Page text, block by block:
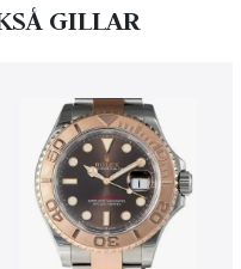
GILLAR